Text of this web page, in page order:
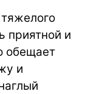
приятной и
обещает
и